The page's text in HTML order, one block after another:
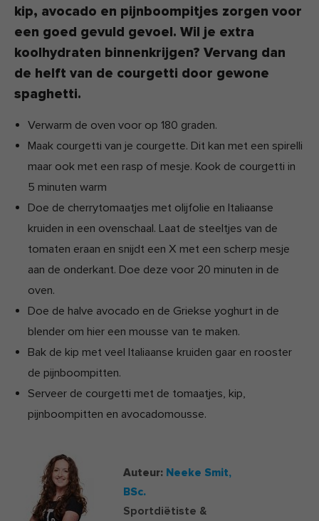
kip, avocado en pijnboompitjes zorgen voor
een goed gevuld gevoel. Wil je extra
koolhydraten binnenkrijgen? Vervang dan
de helft van de courgetti door gewone
spaghetti.
Verwarm de oven voor op 180 graden.
Maak courgetti van je courgette. Dit kan met een spirelli
maar ook met een rasp of mesje. Kook de courgetti in
5 minuten warm
Doe de cherrytomaatjes met olijfolie en Italiaanse
kruiden in een ovenschaal. Laat de steeltjes van de
tomaten eraan en snijdt een X met een scherp mesje
aan de onderkant. Doe deze voor 20 minuten in de
oven.
Doe de halve avocado en de Griekse yoghurt in de
blender om hier een mousse van te maken.
Bak de kip met veel Italiaanse kruiden gaar en rooster
de pijnboompitten.
Serveer de courgetti met de tomaatjes, kip,
pijnboompitten en avocadomousse.
Auteur: Neeke Smit,
BSc.
Sportdiëtiste &